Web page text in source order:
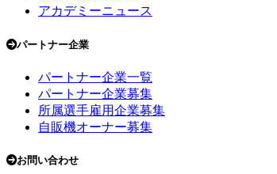
アカデミーニュース
パートナー企業
パートナー企業一覧
パートナー企業募集
所属選手雇用企業募集
自販機オーナー募集
お問い合わせ